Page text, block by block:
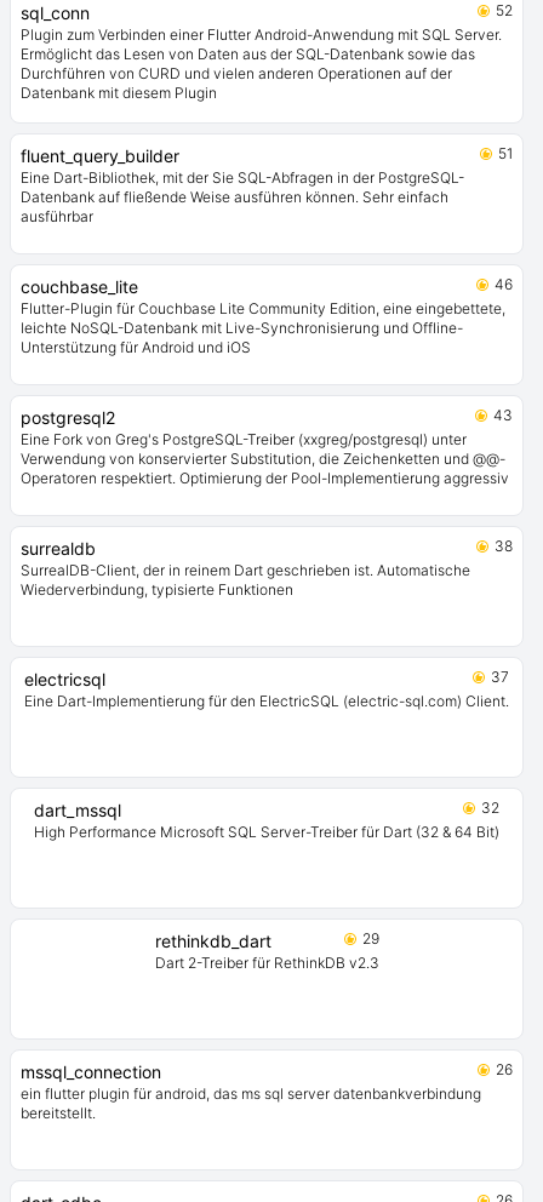
sql_conn
52
Plugin zum Verbinden einer Flutter Android-Anwendung mit SQL Server.
Ermöglicht das Lesen von Daten aus der SQL-Datenbank sowie das
Durchführen von CURD und vielen anderen Operationen auf der
Datenbank mit diesem Plugin
fluent_query_builder
51
Eine Dart-Bibliothek, mit der Sie SQL-Abfragen in der PostgreSQL-
Datenbank auf fließende Weise ausführen können. Sehr einfach
ausführbar
couchbase_lite
46
Flutter-Plugin für Couchbase Lite Community Edition, eine eingebettete,
leichte NoSQL-Datenbank mit Live-Synchronisierung und Offline-
Unterstützung für Android und iOS
postgresql2
43
Eine Fork von Greg's PostgreSQL-Treiber (xxgreg/postgresql) unter
Verwendung von konservierter Substitution, die Zeichenketten und @@-
Operatoren respektiert. Optimierung der Pool-Implementierung aggressiv
surrealdb
38
SurrealDB-Client, der in reinem Dart geschrieben ist. Automatische
Wiederverbindung, typisierte Funktionen
electricsql
37
Eine Dart-Implementierung für den ElectricSQL (electric-sql.com) Client.
dart_mssql
32
High Performance Microsoft SQL Server-Treiber für Dart (32 & 64 Bit)
rethinkdb_dart
29
Dart 2-Treiber für RethinkDB v2.3
mssql_connection
26
ein flutter plugin für android, das ms sql server datenbankverbindung
bereitstellt.